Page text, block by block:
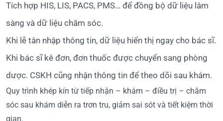
Tích hợp HIS, LIS, PACS, PMS… để đồng bộ dữ liệu lâm
sàng và dữ liệu chăm sóc.
Khi lễ tân nhập thông tin, dữ liệu hiển thị ngay cho bác sĩ.
Khi bác sĩ kê đơn, đơn thuốc được chuyển sang phòng
dược. CSKH cũng nhận thông tin để theo dõi sau khám.
Quy trình khép kín từ tiếp nhận – khám – điều trị – chăm
sóc sau khám diễn ra trơn tru, giảm sai sót và tiết kiệm thời
gian.